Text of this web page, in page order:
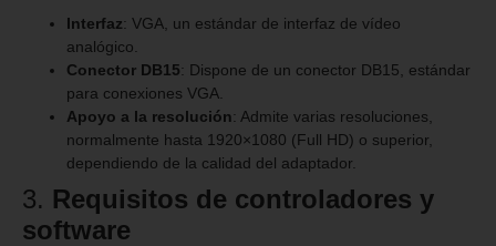
Interfaz: VGA, un estándar de interfaz de vídeo
analógico.
Conector DB15: Dispone de un conector DB15, estándar
para conexiones VGA.
Apoyo a la resolución: Admite varias resoluciones,
normalmente hasta 1920×1080 (Full HD) o superior,
dependiendo de la calidad del adaptador.
3. Requisitos de controladores y
software